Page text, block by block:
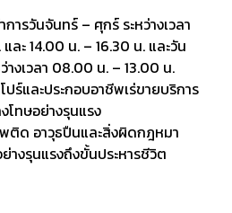
ารวันจันทร์ – ศุกร์ ระหว่างเวลา
ละ 14.00 น. – 16.30 น. และวัน
างเวลา 08.00 น. – 13.00 น.
ร์และประกอบอาชีพเร่ขายบริการ
ทษอย่างรุนแรง
ติด อาวุธปืนและสิ่งผิดกฎหมา
างรุนแรงถึงขั้นประหารชีวิต